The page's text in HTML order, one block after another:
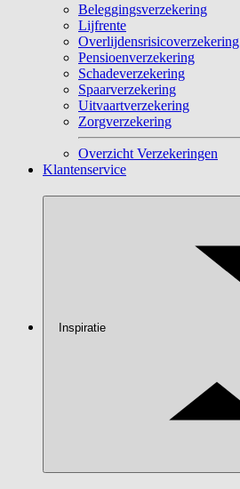
Beleggingsverzekering
Lijfrente
Overlijdensrisicoverzekering
Pensioenverzekering
Schadeverzekering
Spaarverzekering
Uitvaartverzekering
Zorgverzekering
Overzicht Verzekeringen
Klantenservice
Inspiratie